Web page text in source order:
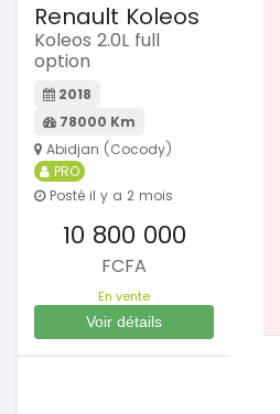
Renault Koleos
Koleos 2.0L full
option
2018
78000 Km
Abidjan (Cocody)
PRO
Posté il y a 2 mois
10 800 000
FCFA
En vente
Voir détails